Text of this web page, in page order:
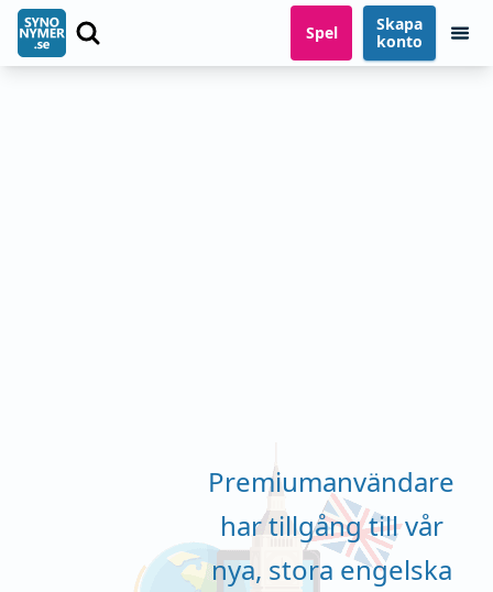
Spel
Skapa
konto
Premiumanvändare
har tillgång till vår
nya, stora engelska